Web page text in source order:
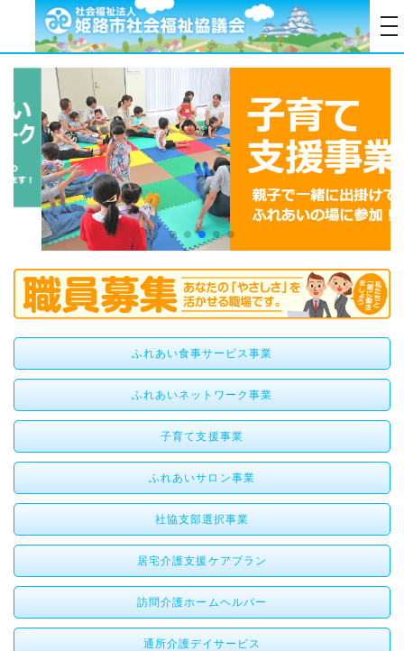
ふれあい食事サービス事業
ふれあいネットワーク事業
子育て支援事業
ふれあいサロン事業
社協支部選択事業
居宅介護支援ケアプラン
訪問介護ホームヘルパー
通所介護デイサービス